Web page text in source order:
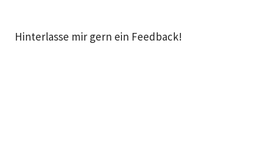
Hinterlasse mir gern ein Feedback!